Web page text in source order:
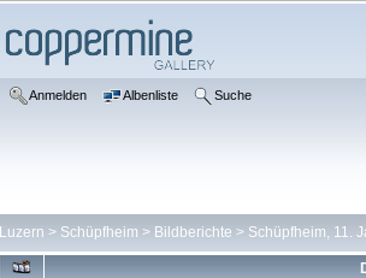
Anmelden Albenliste Suche
Luzern > Schüpfheim > Bildberichte > Schüpfheim, 11.